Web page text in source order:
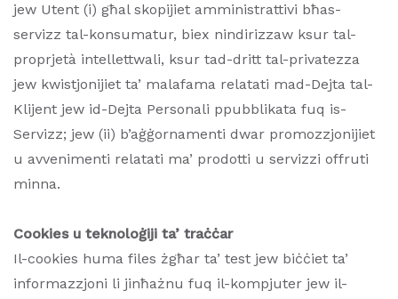
jew Utent (i) għal skopijiet amministrattivi bħas-
servizz tal-konsumatur, biex nindirizzaw ksur tal-
proprjetà intellettwali, ksur tad-dritt tal-privatezza
jew kwistjonijiet ta’ malafama relatati mad-Dejta tal-
Klijent jew id-Dejta Personali ppubblikata fuq is-
Servizz; jew (ii) b’aġġornamenti dwar promozzjonijiet
u avvenimenti relatati ma’ prodotti u servizzi offruti
minna.
Cookies u teknoloġiji ta’ traċċar
Il-cookies huma files żgħar ta’ test jew biċċiet ta’
informazzjoni li jinħażnu fuq il-kompjuter jew il-